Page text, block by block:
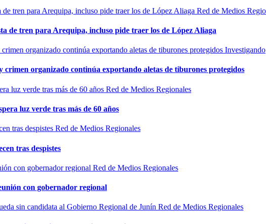
Red de Medios
de tren para Arequipa, incluso pide traer los de López Aliaga
Investigando
crimen organizado continúa exportando aletas de tiburones protegidos
Red de Medios Regionales
luz verde tras más de 60 años
Red de Medios Regionales
tras despistes
Red de Medios Regionales
con gobernador regional
Red de Medios Regionales